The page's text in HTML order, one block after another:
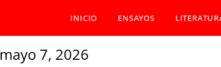
INICIO ENSAYOS
mayo 7, 2026